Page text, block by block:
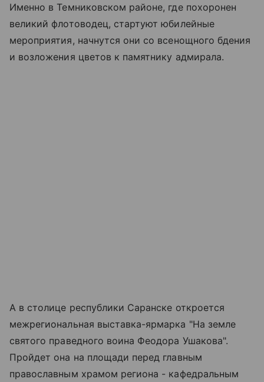
Именно в Темниковском районе, где похоронен
великий флотоводец, стартуют юбилейные
мероприятия, начнутся они со всенощного бдения
и возложения цветов к памятнику адмирала.
А в столице республики Саранске откроется
межрегиональная выставка-ярмарка "На земле
святого праведного воина Феодора Ушакова".
Пройдет она на площади перед главным
православным храмом региона - кафедральным